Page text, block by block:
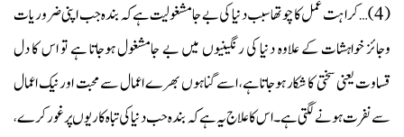
(
4)… کراہت عمل کا چوتھا سبب دنیا کی بے جامشغولیت ہے کہ بندہ جب اپنی ضروریات
وجائز خواہشات کے علاوہ دنیا کی رنگینیوں میں بے جامشغول ہوجاتا ہے تو اس کا دل
قساوت یعنی سختی کا شکار ہوجاتاہے،اسے گناہوں بھرے اعمال سے محبت اور نیک اعمال
سے نفرت ہونے لگتی ہے۔اس کا علاج یہ ہے کہ بندہ حب دنیا کی تباہ کاریوں پر غور کرے،